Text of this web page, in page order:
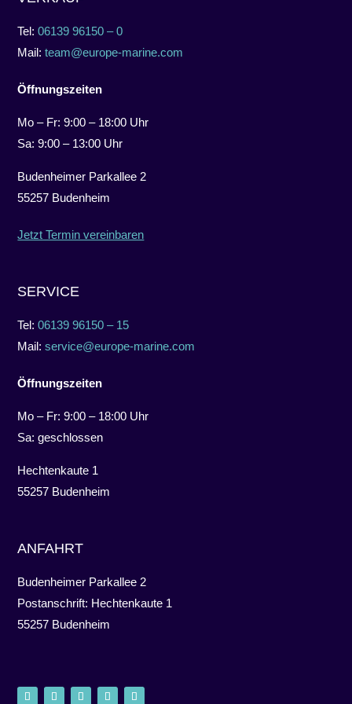
Tel:06139 96150 – 0
Mail:team@europe-marine.com
Öffnungszeiten
Mo – Fr: 9:00 – 18:00 Uhr
Sa: 9:00 – 13:00 Uhr
Budenheimer Parkallee 2
55257 Budenheim
Jetzt Termin vereinbaren
SERVICE
Tel:06139 96150 – 15
Mail:service@europe-marine.com
Öffnungszeiten
Mo – Fr: 9:00 – 18:00 Uhr
Sa: geschlossen
Hechtenkaute 1
55257 Budenheim
ANFAHRT
Budenheimer Parkallee 2
Postanschrift: Hechtenkaute 1
55257 Budenheim